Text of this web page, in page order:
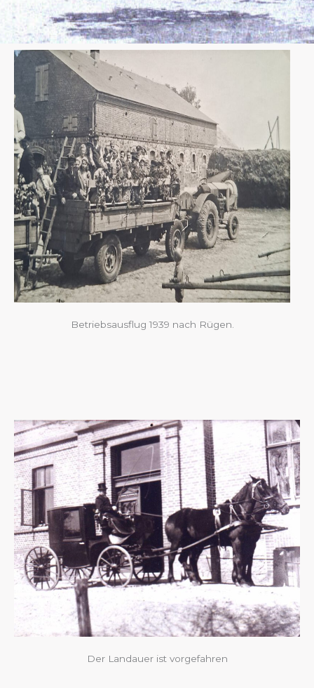
Betriebsausflug 1939 nach Rügen.
Der Landauer ist vorgefahren